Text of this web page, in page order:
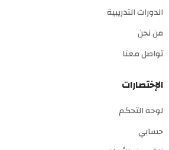
الدورات التدريبية
من نحن
تواصل معنا
الإختصارات
لوحه التحكم
حسابي